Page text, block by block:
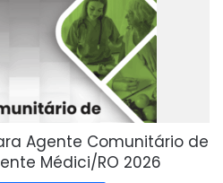
Agente Comunitário de
Médici/RO 2026